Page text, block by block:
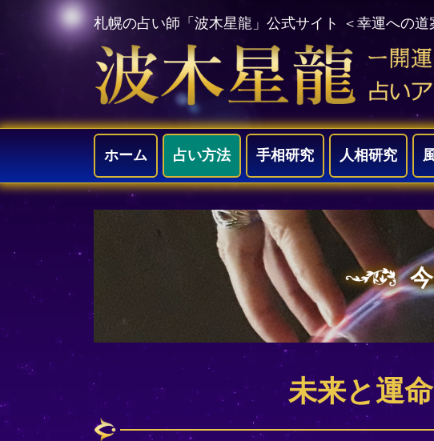
札幌の占い師「波木星龍」公式サイト ＜幸運への道
ホーム 占い方法 手相研究 人相研究
未来と運